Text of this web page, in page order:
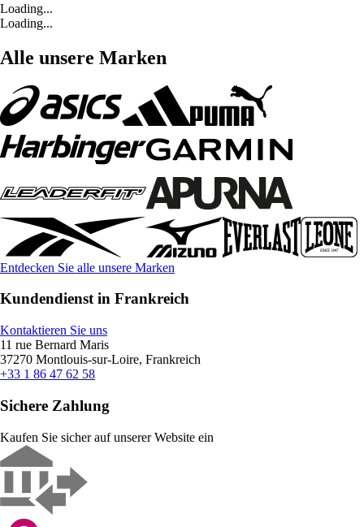
Loading...
Loading...
Alle unsere Marken
Entdecken Sie alle unsere Marken
Kundendienst in Frankreich
Kontaktieren Sie uns
11 rue Bernard Maris
37270 Montlouis-sur-Loire, Frankreich
+33 1 86 47 62 58
Sichere Zahlung
Kaufen Sie sicher auf unserer Website ein